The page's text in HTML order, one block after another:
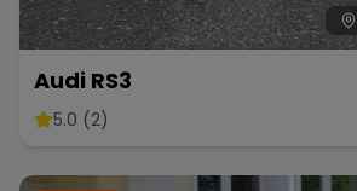
Bugatti
Audi RS3
5.0 (2)